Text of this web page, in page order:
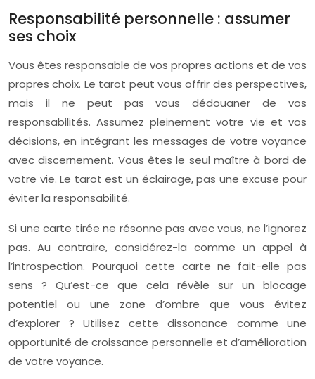
Responsabilité personnelle : assumer
ses choix
Vous êtes responsable de vos propres actions et de vos
propres choix. Le tarot peut vous offrir des perspectives,
mais il ne peut pas vous dédouaner de vos
responsabilités. Assumez pleinement votre vie et vos
décisions, en intégrant les messages de votre voyance
avec discernement. Vous êtes le seul maître à bord de
votre vie. Le tarot est un éclairage, pas une excuse pour
éviter la responsabilité.
Si une carte tirée ne résonne pas avec vous, ne l’ignorez
pas. Au contraire, considérez-la comme un appel à
l’introspection. Pourquoi cette carte ne fait-elle pas
sens ? Qu’est-ce que cela révèle sur un blocage
potentiel ou une zone d’ombre que vous évitez
d’explorer ? Utilisez cette dissonance comme une
opportunité de croissance personnelle et d’amélioration
de votre voyance.